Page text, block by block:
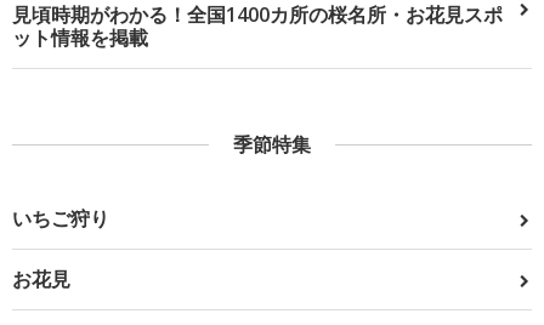
見頃時期がわかる！全国1400カ所の桜名所・お花見スポ
ット情報を掲載
季節特集
いちご狩り
お花見